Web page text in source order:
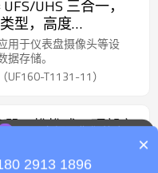
UHS 三合一，
型，高度
用于仪表盘摄像头等设
存储。
UF160-T1131-11）
器，推推式，顶部安
用于仪表盘摄像头等设
可以介绍下你们的产品么
×
2913 1896